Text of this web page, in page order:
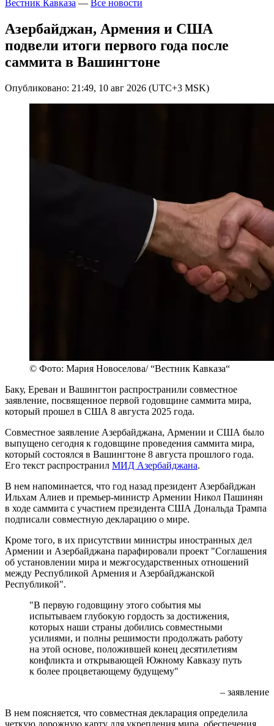
Вестник Кавказа — Все новости
Азербайджан, Армения и США
подвели итоги первого года после
саммита в Вашингтоне
Опубликовано: 21:49, 10 авг 2026 (UTC+3 MSK)
© Фото: Мария Новоселова/ “Вестник Кавказа“
Баку, Ереван и Вашингтон распространили совместное
заявление, посвященное первой годовщине саммита мира,
который прошел в США 8 августа 2025 года.
Совместное заявление Азербайджана, Армении и США было
выпущено сегодня к годовщине проведения саммита мира,
который состоялся в Вашингтоне 8 августа прошлого года.
Его текст распространил МИД Азербайджана.
В нем напоминается, что год назад президент Азербайджан
Ильхам Алиев и премьер-министр Армении Никол Пашинян
в ходе саммита с участием президента США Дональда Трампа
подписали совместную декларацию о мире.
Кроме того, в их присутствии министры иностранных дел
Армении и Азербайджана парафировали проект "Соглашения
об установлении мира и межгосударственных отношений
между Республикой Армения и Азербайджанской
Республикой".
"В первую годовщину этого события мы
испытываем глубокую гордость за достижения,
которых наши страны добились совместными
усилиями, и полны решимости продолжать работу
на этой основе, положившей конец десятилетиям
конфликта и открывающей Южному Кавказу путь
к более процветающему будущему"
– заявление
В нем поясняется, что совместная декларация определила
четкую дорожную карту для укрепления мира, обеспечения